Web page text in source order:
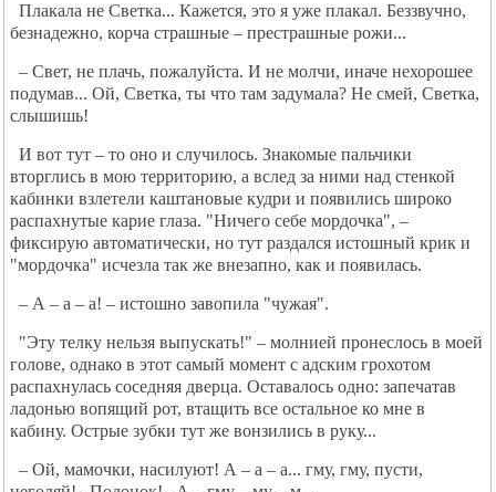
Плакала не Светка... Кажется, это я уже плакал. Беззвучно,
безнадежно, корча страшные – престрашные рожи...
– Свет, не плачь, пожалуйста. И не молчи, иначе нехорошее
подумав... Ой, Светка, ты что там задумала? Не смей, Светка,
слышишь!
И вот тут – то оно и случилось. Знакомые пальчики
вторглись в мою территорию, а вслед за ними над стенкой
кабинки взлетели каштановые кудри и появились широко
распахнутые карие глаза. "Ничего себе мордочка", –
фиксирую автоматически, но тут раздался истошный крик и
"мордочка" исчезла так же внезапно, как и появилась.
– А – а – а! – истошно завопила "чужая".
"Эту телку нельзя выпускать!" – молнией пронеслось в моей
голове, однако в этот самый момент с адским грохотом
распахнулась соседняя дверца. Оставалось одно: запечатав
ладонью вопящий рот, втащить все остальное ко мне в
кабину. Острые зубки тут же вонзились в руку...
– Ой, мамочки, насилуют! А – а – а... гму, гму, пусти,